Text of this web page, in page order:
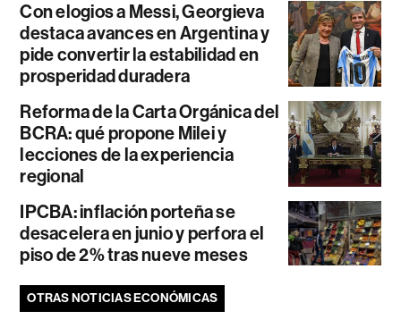
Con elogios a Messi, Georgieva
destaca avances en Argentina y
pide convertir la estabilidad en
prosperidad duradera
Reforma de la Carta Orgánica del
BCRA: qué propone Milei y
lecciones de la experiencia
regional
IPCBA: inflación porteña se
desacelera en junio y perfora el
piso de 2% tras nueve meses
OTRAS NOTICIAS ECONÓMICAS